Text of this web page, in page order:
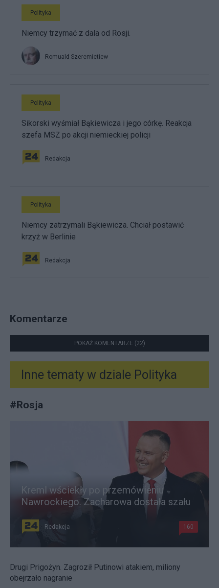
Polityka
Niemcy trzymać z dala od Rosji.
Romuald Szeremietiew
Polityka
Sikorski wyśmiał Bąkiewicza i jego córkę. Reakcja
szefa MSZ po akcji niemieckiej policji
Redakcja
Polityka
Niemcy zatrzymali Bąkiewicza. Chciał postawić
krzyż w Berlinie
Redakcja
Komentarze
POKAŻ KOMENTARZE (22)
Inne tematy w dziale Polityka
#Rosja
Kreml wściekły po przemówieniu
Nawrockiego. Zacharowa dostała szału
Redakcja 160
Drugi Prigożyn. Zagroził Putinowi atakiem, miliony
obejrzało nagranie